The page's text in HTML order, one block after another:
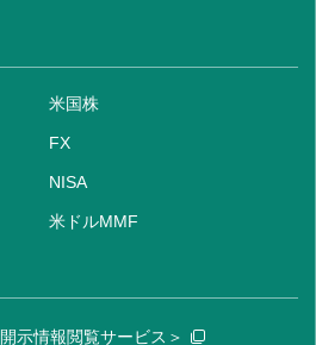
米国株
FX
NISA
米ドルMMF
示情報閲覧サービス＞